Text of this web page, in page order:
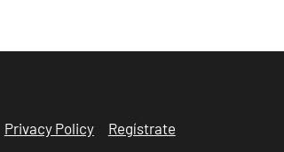
Privacy Policy Regístrate